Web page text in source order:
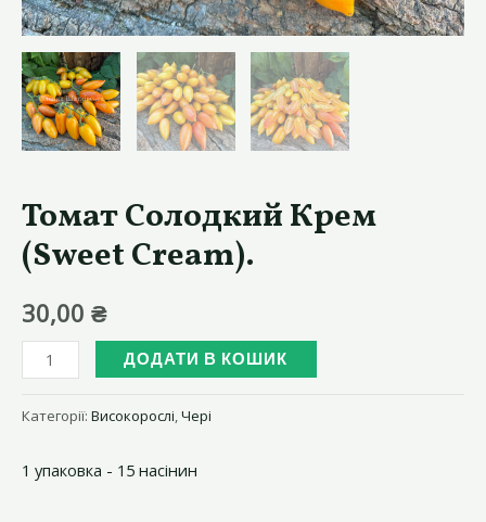
Томат Солодкий Крем
(Sweet Cream).
30,00 ₴
Томат
Солодкий
Крем
Cream).
ДОДАТИ В КОШИК
Категорії: Високорослі,Чері
1 упаковка - 15 насінин